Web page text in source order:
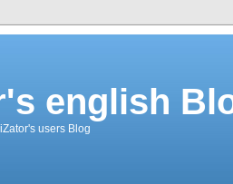
english
users Blog